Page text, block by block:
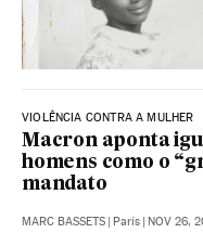
VIOLÊNCIA CONTRA A MULHER
Macron aponta
homens como o
mandato
MARC BASSETS | París | NOV 26,